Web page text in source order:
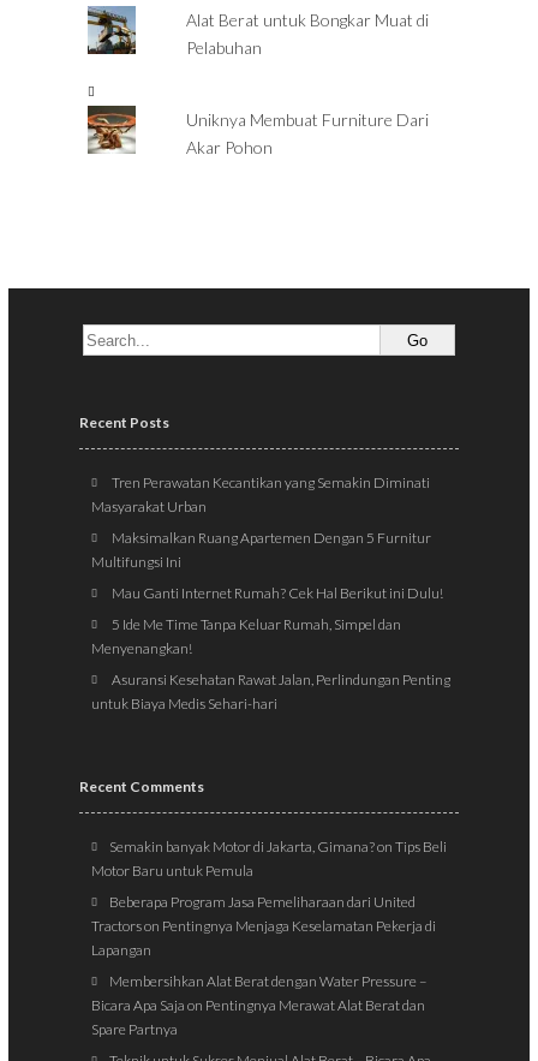
Alat Berat untuk Bongkar Muat di
Pelabuhan
Uniknya Membuat Furniture Dari
Akar Pohon
Recent Posts
Tren Perawatan Kecantikan yang Semakin Diminati
Masyarakat Urban
Maksimalkan Ruang Apartemen Dengan 5 Furnitur
Multifungsi Ini
Mau Ganti Internet Rumah? Cek Hal Berikut ini Dulu!
5 Ide Me Time Tanpa Keluar Rumah, Simpel dan
Menyenangkan!
Asuransi Kesehatan Rawat Jalan, Perlindungan Penting
untuk Biaya Medis Sehari-hari
Recent Comments
Semakin banyak Motor di Jakarta, Gimana?onTips Beli
Motor Baru untuk Pemula
Beberapa Program Jasa Pemeliharaan dari United
Tractorson Pentingnya Menjaga Keselamatan Pekerja di
Lapangan
Membersihkan Alat Berat dengan Water Pressure –
Bicara Apa Saja on Pentingnya Merawat Alat Berat dan
Spare Partnya